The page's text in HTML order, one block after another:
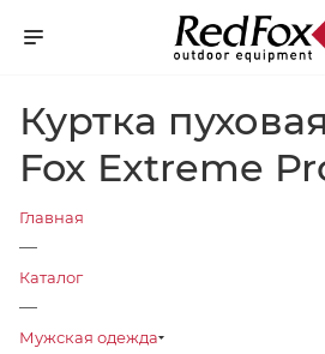
Куртка
Fox Extreme
Главная
—
Каталог
—
Мужская одежда